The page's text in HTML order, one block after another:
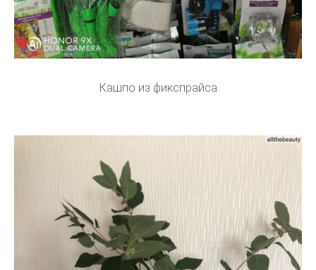
Кашпо из фикспрайса